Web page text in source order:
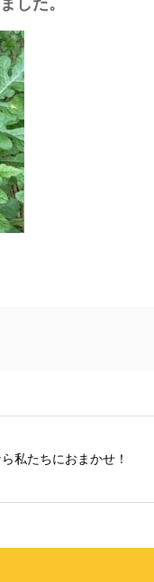
した。
私たちにおまかせ！